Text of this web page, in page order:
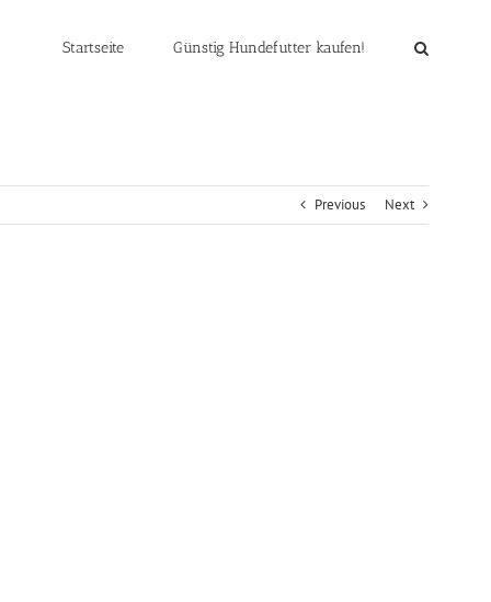
Startseite Günstig Hundefutter kaufen!
Previous Next